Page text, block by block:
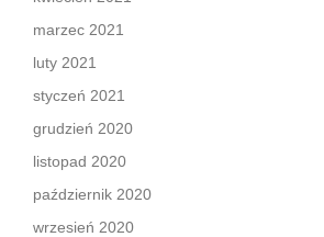
marzec 2021
luty 2021
styczeń 2021
grudzień 2020
listopad 2020
październik 2020
wrzesień 2020